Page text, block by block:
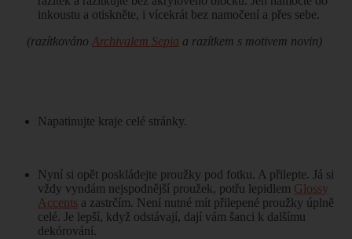
inkoustu a otiskněte, i vícekrát bez namočení a přes sebe.
(razítkováno Archivalem Sepia a razítkem s motivem novin )
Napatinujte kraje celé stránky.
Nyní si opět poskládejte proužky pod fotku. A přilepte. Já si
vždy vyndám nejspodnější proužek, potřu lepidlem Glossy
Accents a zastrčím. Není nutné mít přilepené proužky úplně
celé. Je lepší, když odstávají, dají vám šanci k dalšímu
dekórování.